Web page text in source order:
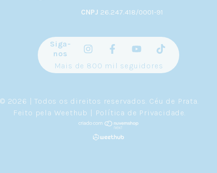
CNPJ 26.247.418/0001-91
Siga-
nos
Mais de 800 mil seguidores
© 2026 | Todos os direitos reservados. Céu de Prata
Feito pela Weethub | Política de Privacidade